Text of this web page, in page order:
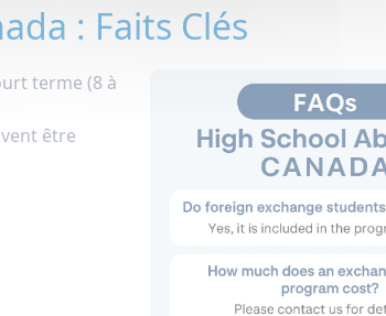
: Faits Clés
terme (8 à
être